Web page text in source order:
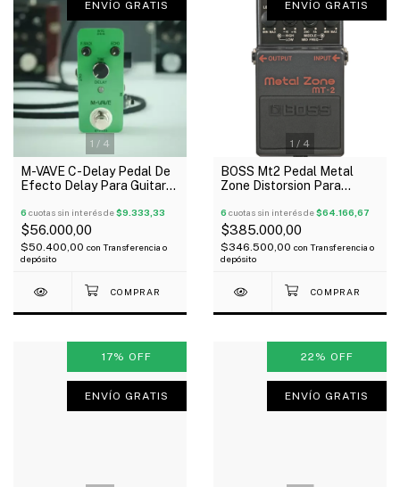
1 / 4
ENVÍO GRATIS
M-VAVE C-Delay Pedal De
Efecto Delay Para Guitarra
6 cuotas sin interés de$9.333,33
$56.000,00
$50.400,00 con Transferencia o
depósito
1 / 4
ENVÍO GRATIS
BOSS Mt2 Pedal Metal
Zone Distorsion Para
6 cuotas sin interés de$64.166,67
$385.000,00
$346.500,00 con Transferencia o
depósito
17% OFF
ENVÍO GRATIS
22 % OFF
ENVÍO GRATIS